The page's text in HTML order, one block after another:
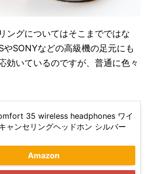
ングについてはそこまでではな
やSONYなどの高級機の足元にも
効いているのですが、普通に色々
35 wireless headphones ワイ
ャンセリングヘッドホン シルバー
Amazon